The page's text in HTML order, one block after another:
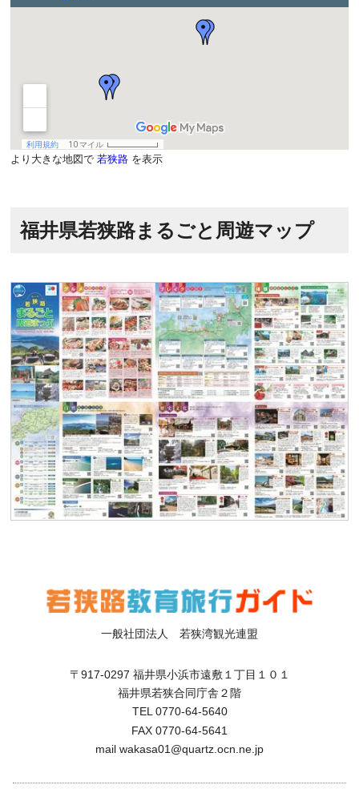
より大きな地図で 若狭路を表示
福井県若狭路まるごと周遊マップ
一般社団法人 若狭湾観光連盟
〒917-0297 福井県小浜市遠敷１丁目１０１
福井県若狭合同庁舎２階
TEL 0770-64-5640
FAX 0770-64-5641
mail wakasa01@quartz.ocn.ne.jp